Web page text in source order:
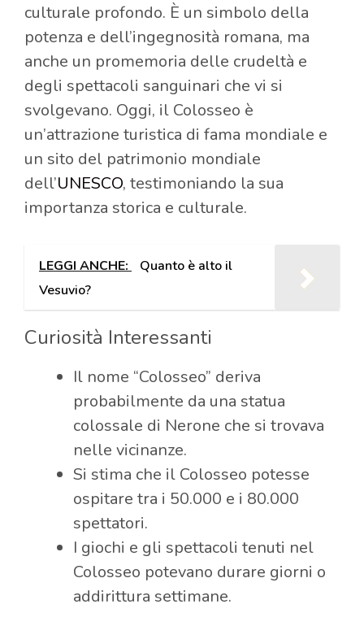
culturale profondo. È un simbolo della
potenza e dell’ingegnosità romana, ma
anche un promemoria delle crudeltà e
degli spettacoli sanguinari che vi si
svolgevano. Oggi, il Colosseo è
un’attrazione turistica di fama mondiale e
un sito del patrimonio mondiale
dell’UNESCO, testimoniando la sua
importanza storica e culturale.
LEGGI ANCHE:
Quanto è alto il
Vesuvio?
Curiosità Interessanti
Il nome “Colosseo” deriva
probabilmente da una statua
colossale di Nerone che si trovava
nelle vicinanze.
Si stima che il Colosseo potesse
ospitare tra i 50.000 e i 80.000
spettatori.
I giochi e gli spettacoli tenuti nel
Colosseo potevano durare giorni o
addirittura settimane.